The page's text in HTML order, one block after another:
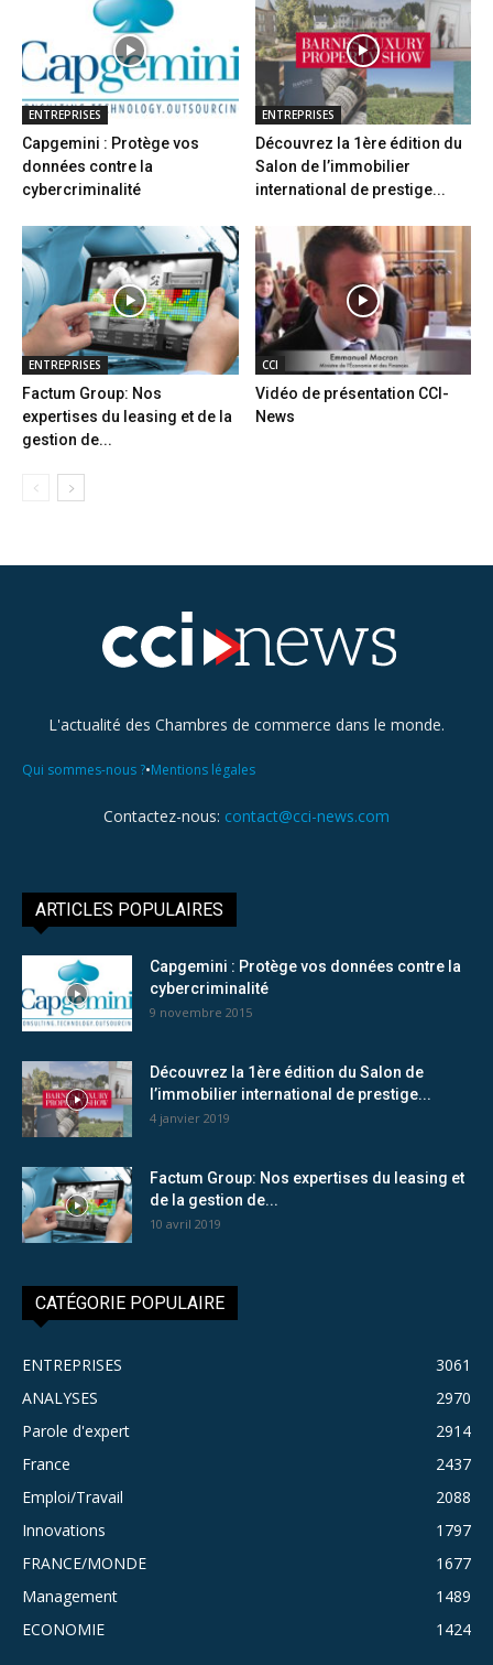
ENTREPRISES
Capgemini : Protège vos
données contre la
cybercriminalité
ENTREPRISES
Découvrez la 1ère édition du
Salon de l’immobilier
international de prestige...
ENTREPRISES
Factum Group: Nos
expertises du leasing et de la
gestion de...
CCI
Vidéo de présentation CCI-
News
L'actualité des Chambres de commerce dans le monde.
Qui sommes-nous ?•Mentions légales
Contactez-nous: contact@cci-news.com
ARTICLES POPULAIRES
Capgemini : Protège vos données contre la
cybercriminalité
9 novembre 2015
Découvrez la 1ère édition du Salon de
l’immobilier international de prestige...
4 janvier 2019
Factum Group: Nos expertises du leasing et
de la gestion de...
10 avril 2019
CATÉGORIE POPULAIRE
ENTREPRISES
3061
ANALYSES
2970
Parole d'expert
2914
France
2437
Emploi/Travail
2088
Innovations
1797
FRANCE/MONDE
1677
Management
1489
ECONOMIE
1424